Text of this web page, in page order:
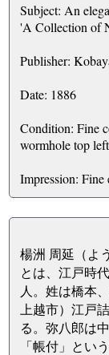
Subject: An
'A Collection of
Publisher:
Date: 1886
Condition: Fine
wormhole top
Impression:
楊洲 周延（よ
とは、江戸時
人。姓は橋本
上越市）江戸
る。弥八郎は
「帳付」とい